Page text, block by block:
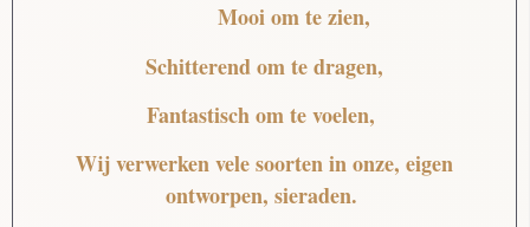
Mooiom te zien,
Schitterendom te dragen,
Fantastischom te voelen,
Wij verwerken vele soorten in onze, eigen
ontworpen, sieraden.